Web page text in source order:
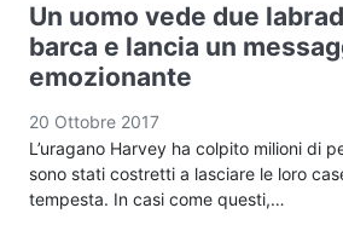
Un uomo vede due
barca e lancia un
emozionante
20 Ottobre 2017
L’uragano Harvey ha colpito milioni di
sono stati costretti a lasciare le loro
tempesta. In casi come questi,…